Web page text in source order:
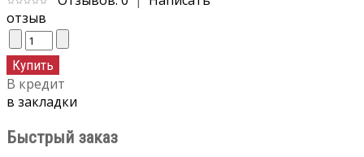
отзыв
В кредит
в закладки
Быстрый заказ